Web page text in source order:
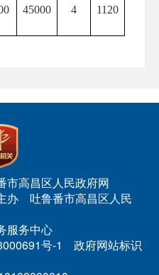
45000 4 1120
市高昌区人民政府网
办 吐鲁番市高昌区人民
服务中心
号-1 政府网站标识